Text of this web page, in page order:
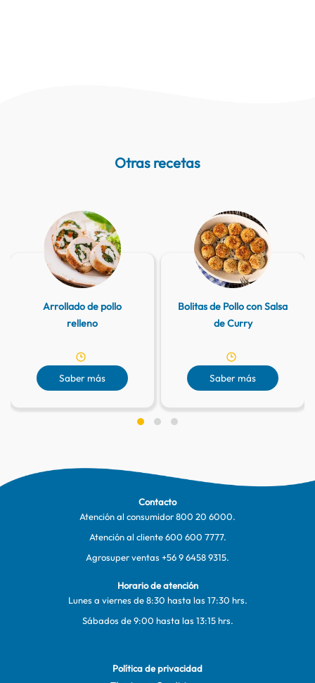
Otras recetas
Arrollado de pollo
relleno
Saber más
Bolitas de Pollo con Salsa
de Curry
Saber más
Contacto
Atención al consumidor800 20 6000.
Atención al cliente600 600 7777.
Agrosuper ventas +56 9 6458 9315.
Horario de atención
Lunes a viernes de 8:30 hasta las 17:30 hrs.
Sábados de 9:00 hasta las 13:15 hrs.
Política de privacidad